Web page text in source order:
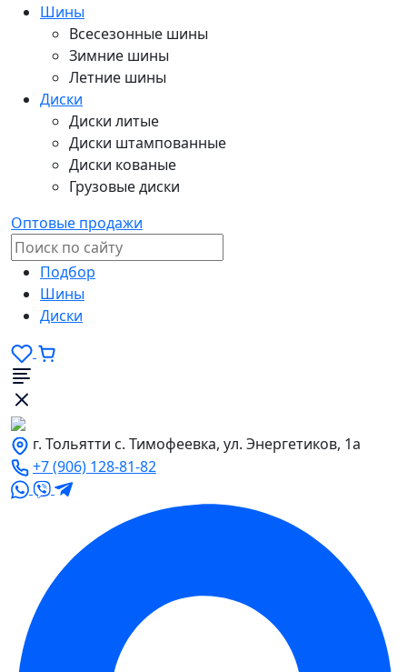
Шины
Всесезонные шины
Зимние шины
Летние шины
Диски
Диски литые
Диски штампованные
Диски кованые
Грузовые диски
Оптовые продажи
Подбор
Шины
Диски
г. Тольятти с. Тимофеевка, ул. Энергетиков, 1а
+7 (906) 128-81-82